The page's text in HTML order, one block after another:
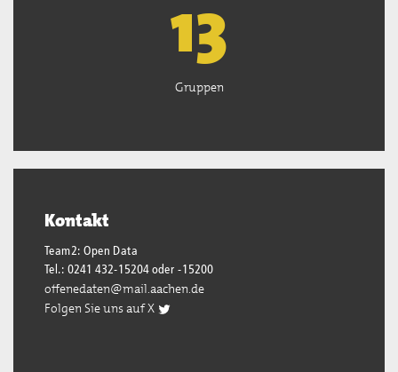
13
Gruppen
Kontakt
Team2: Open Data
Tel.: 0241 432-15204 oder -15200
offenedaten@mail.aachen.de
Folgen Sie uns auf X